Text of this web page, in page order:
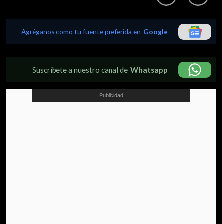
Agréganos como tu fuente preferida en Google
Suscríbete a nuestro canal de Whatsapp